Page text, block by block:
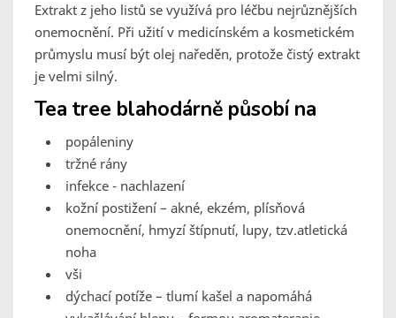
Extrakt z jeho listů se využívá pro léčbu nejrůznějších
onemocnění. Při užití v medicínském a kosmetickém
průmyslu musí být olej naředěn, protože čistý extrakt
je velmi silný.
Tea tree blahodárně působí na
popáleniny
tržné rány
infekce - nachlazení
kožní postižení – akné, ekzém, plísňová
onemocnění, hmyzí štípnutí, lupy, tzv.atletická
noha
vši
dýchací potíže – tlumí kašel a napomáhá